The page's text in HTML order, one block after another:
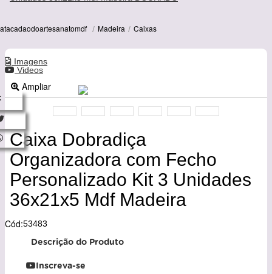
atacadaodoartesanatomdf Madeira Caixas
Imagens
Videos
Ampliar
Caixa Dobradiça
Organizadora com Fecho
Personalizado Kit 3 Unidades
36x21x5 Mdf Madeira
Cód:53483
Descrição do Produto
Inscreva-se